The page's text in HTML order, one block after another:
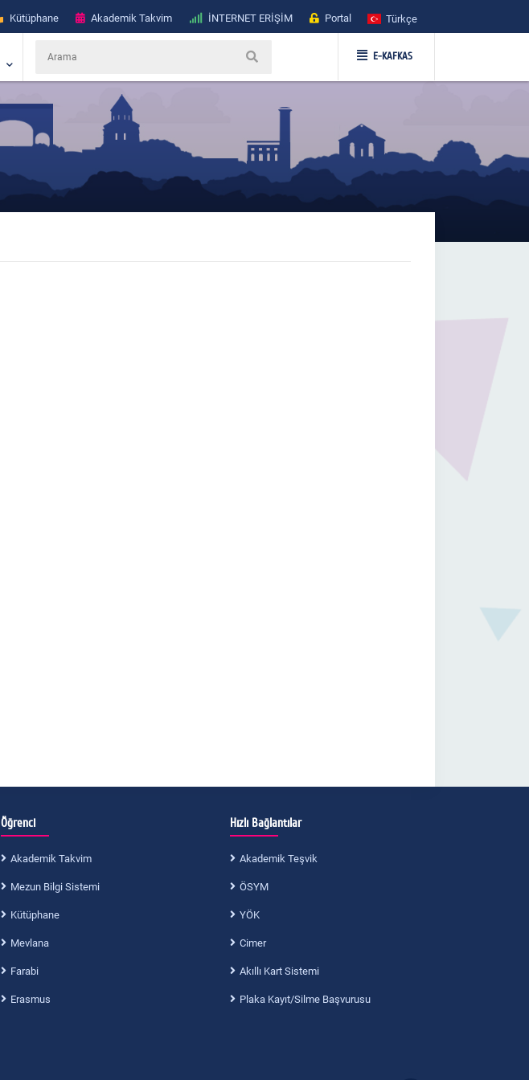
Kütüphane Akademik Takvim İNTERNET ERİŞİM Portal Türkçe
E-KAFKAS
Öğrenci
Akademik Takvim
Mezun Bilgi Sistemi
Kütüphane
Mevlana
Farabi
Erasmus
Hızlı Bağlantılar
Akademik Teşvik
ÖSYM
YÖK
Cimer
Akıllı Kart Sistemi
Plaka Kayıt/Silme Başvurusu